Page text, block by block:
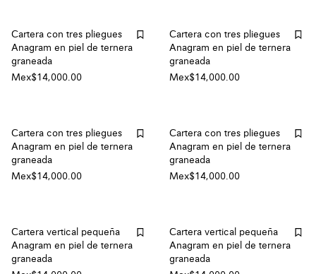
Cartera con tres pliegues
Anagram en piel de ternera
graneada
Mex$14,000.00
Cartera con tres pliegues
Anagram en piel de ternera
graneada
Mex$14,000.00
Cartera con tres pliegues
Anagram en piel de ternera
graneada
Mex$14,000.00
Cartera con tres pliegues
Anagram en piel de ternera
graneada
Mex$14,000.00
Cartera vertical pequeña
Anagram en piel de ternera
graneada
Cartera vertical pequeña
Anagram en piel de ternera
graneada